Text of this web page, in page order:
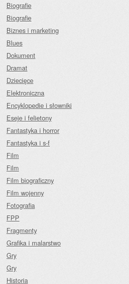
Biografie
Biografie
Biznes i marketing
Blues
Dokument
Dramat
Dziecięce
Elektroniczna
Encyklopedie i słowniki
Eseje i felietony
Fantastyka i horror
Fantastyka i s-f
Film
Film
Film biograficzny
Film wojenny
Fotografia
FPP
Fragmenty
Grafika i malarstwo
Gry
Gry
Historia